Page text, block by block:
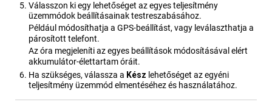
Válasszon ki egy lehetőséget az egyes teljesítmény
üzemmódok beállításainak testreszabásához.
Például módosíthatja a GPS-beállítást, vagy leválaszthatja a
párosított telefont.
Az óra megjeleníti az egyes beállítások módosításával elért
akkumulátor-élettartam óráit.
Ha szükséges, válassza a Kész lehetőséget az egyéni
teljesítmény üzemmód elmentéséhez és használatához.